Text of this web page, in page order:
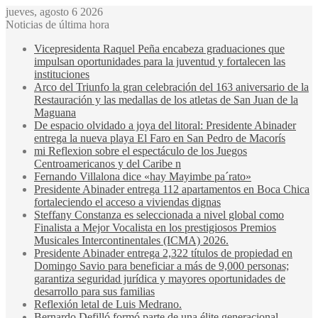
jueves, agosto 6 2026
Noticias de última hora
Vicepresidenta Raquel Peña encabeza graduaciones que
impulsan oportunidades para la juventud y fortalecen las
instituciones
Arco del Triunfo la gran celebración del 163 aniversario de la
Restauración y las medallas de los atletas de San Juan de la
Maguana
De espacio olvidado a joya del litoral: Presidente Abinader
entrega la nueva playa El Faro en San Pedro de Macorís
mi Reflexion sobre el espectáculo de los Juegos
Centroamericanos y del Caribe n
Fernando Villalona dice «hay Mayimbe pa´rato»
Presidente Abinader entrega 112 apartamentos en Boca Chica
fortaleciendo el acceso a viviendas dignas
Steffany Constanza es seleccionada a nivel global como
Finalista a Mejor Vocalista en los prestigiosos Premios
Musicales Intercontinentales (ICMA) 2026.
Presidente Abinader entrega 2,322 títulos de propiedad en
Domingo Savio para beneficiar a más de 9,000 personas;
garantiza seguridad jurídica y mayores oportunidades de
desarrollo para sus familias
Reflexión letal de Luis Medrano.